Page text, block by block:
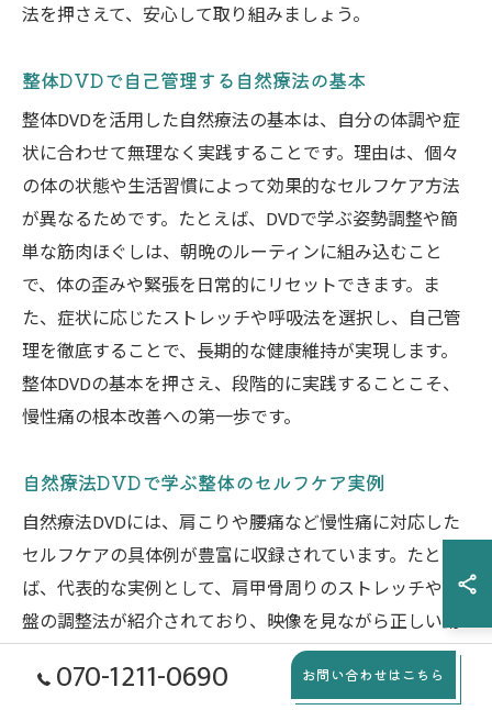
法を押さえて、安心して取り組みましょう。
整体DVDで自己管理する自然療法の基本
整体DVDを活用した自然療法の基本は、自分の体調や症
状に合わせて無理なく実践することです。理由は、個々
の体の状態や生活習慣によって効果的なセルフケア方法
が異なるためです。たとえば、DVDで学ぶ姿勢調整や簡
単な筋肉ほぐしは、朝晩のルーティンに組み込むこと
で、体の歪みや緊張を日常的にリセットできます。ま
た、症状に応じたストレッチや呼吸法を選択し、自己管
理を徹底することで、長期的な健康維持が実現します。
整体DVDの基本を押さえ、段階的に実践することこそ、
慢性痛の根本改善への第一歩です。
自然療法DVDで学ぶ整体のセルフケア実例
自然療法DVDには、肩こりや腰痛など慢性痛に対応した
セルフケアの具体例が豊富に収録されています。たとえ
ば、代表的な実例として、肩甲骨周りのストレッチや骨
盤の調整法が紹介されており、映像を見ながら正しい動
作を確認できます。理由は、自己流になりがちなセルフ
ケアも、専門家の指導を映像で再現できるため、効果と
070-1211-0690 お問い合わせはこちら